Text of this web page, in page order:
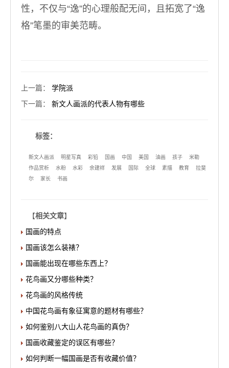
性，不仅与“逸”的心理般配无间，且拓宽了“逸
格”笔墨的审美范畴。
上一篇： 学院派
下一篇： 新文人画派的代表人物有哪些
标签：
新文人画派 明星写真 彩铅 国画 中国 美国 油画 孩子
米勒
作品赏析
水粉 水彩 余建祥 发展 国际 全球 素描 教育
拉斐
尔
家长 书画
【相关文章】
国画的特点
国画该怎么装裱？
国画能出现在哪些东西上？
花鸟画又分哪些种类？
花鸟画的风格传统
中国花鸟画有象征寓意的题材有哪些？
如何鉴别八大山人花鸟画的真伪？
国画收藏鉴定的误区有哪些？
如何判断一幅国画是否有收藏价值？